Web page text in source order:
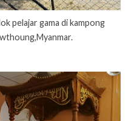
pelajar gama di kampong